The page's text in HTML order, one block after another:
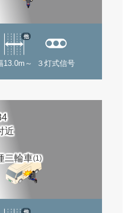
13.0m～
他
３灯式信号
近
二輪車(1)
他